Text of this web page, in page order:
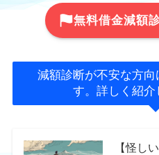
無料借金減額
減額診断が不安な方向
す。詳しく紹介
【怪し